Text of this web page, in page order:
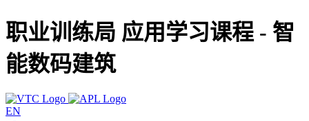
职业训练局 应用学习课程 - 智
能数码建筑
EN